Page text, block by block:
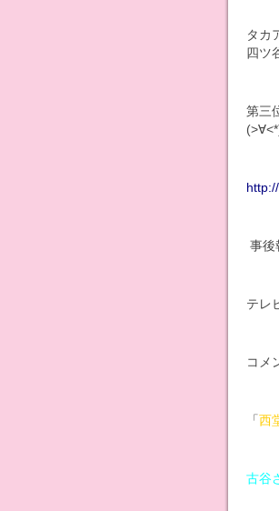
タカ
四ツ
第三
事後
テレ
コメ
「西
古谷